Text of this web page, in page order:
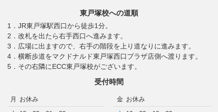
東戸塚校への道順
1．JR東戸塚駅西口から徒歩1分。
2．改札を出たら右手西口へ進みます。
3．広場に出ますので、右手の階段を上り道なりに進みます。
4．横断歩道をマクドナルド東戸塚西口プラザ店側へ渡ります。
5．その右隣にECC東戸塚校がございます。
受付時間
月
お休み
金 お休み